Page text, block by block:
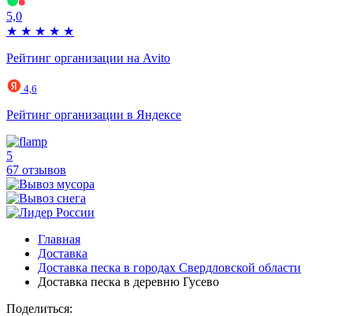
5,0
★ ★ ★ ★ ★
Рейтинг организации на Avito
4,6
Рейтинг организации в Яндексе
5
67 отзывов
Главная
Доставка
Доставка песка в городах Свердловской области
Доставка песка в деревню Гусево
Поделиться: